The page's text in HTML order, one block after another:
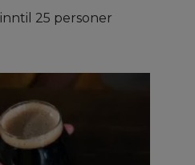
inntil 25 personer